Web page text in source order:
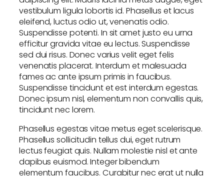
vestibulum ligula lobortis id. Phasellus et lacus
eleifend, luctus odio ut, venenatis odio.
Suspendisse potenti. In sit amet justo eu urna
efficitur gravida vitae eu lectus. Suspendisse
sed dui risus. Donec varius velit eget felis
venenatis placerat. Interdum et malesuada
fames ac ante ipsum primis in faucibus.
Suspendisse tincidunt et est interdum egestas.
Donec ipsum nisl, elementum non convallis quis,
tincidunt nec lorem.
Phasellus egestas vitae metus eget scelerisque.
Phasellus sollicitudin tellus dui, eget rutrum
lectus feugiat quis. Nullam molestie nisl et ante
dapibus euismod. Integer bibendum
elementum faucibus. Curabitur nec erat ut nulla